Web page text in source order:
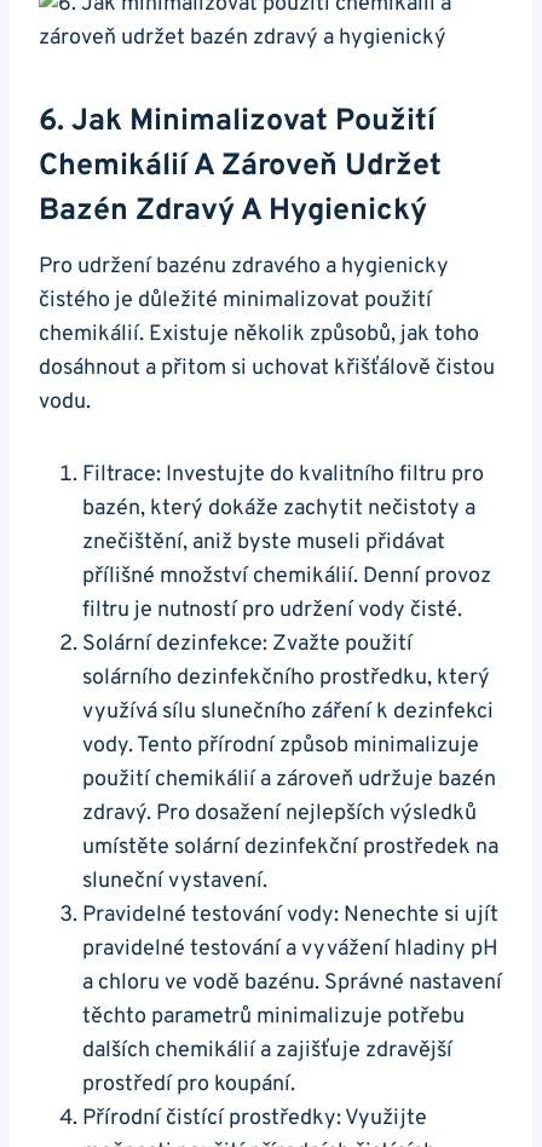
6. Jak Minimalizovat Použití
Chemikálií A Zároveň Udržet
Bazén Zdravý A Hygienický
Pro udržení bazénu zdravého a hygienicky
čistého je důležité minimalizovat použití
chemikálií. Existuje několik způsobů, jak toho
dosáhnout a přitom si uchovat křišťálově čistou
vodu.
Filtrace: Investujte do kvalitního filtru pro
bazén, který dokáže zachytit nečistoty a
znečištění, aniž byste museli přidávat
přílišné množství chemikálií. Denní provoz
filtru je nutností pro udržení vody čisté.
Solární dezinfekce: Zvažte použití
solárního dezinfekčního prostředku, který
využívá sílu slunečního záření k dezinfekci
vody. Tento přírodní způsob minimalizuje
použití chemikálií a zároveň udržuje bazén
zdravý. Pro dosažení nejlepších výsledků
umístěte solární dezinfekční prostředek na
sluneční vystavení.
Pravidelné testování vody: Nenechte si ujít
pravidelné testování a vyvážení hladiny pH
a chloru ve vodě bazénu. Správné nastavení
těchto parametrů minimalizuje potřebu
dalších chemikálií a zajišťuje zdravější
prostředí pro koupání.
Přírodní čistící prostředky: Využijte